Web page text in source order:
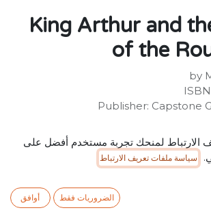
King Arthur and
of the
by
Publisher: Capstone
Dimensions:
Classic stories retold in exciting
discussion questions
الارتباط لمنحك تجربة مستخدم أفضل على
سياسة ملفات تعريف الارتباط
الضروريات فقط أوافق